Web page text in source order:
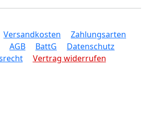
Versandkosten
Zahlungsarten
AGB BattG
Datenschutz
Vertrag widerrufen